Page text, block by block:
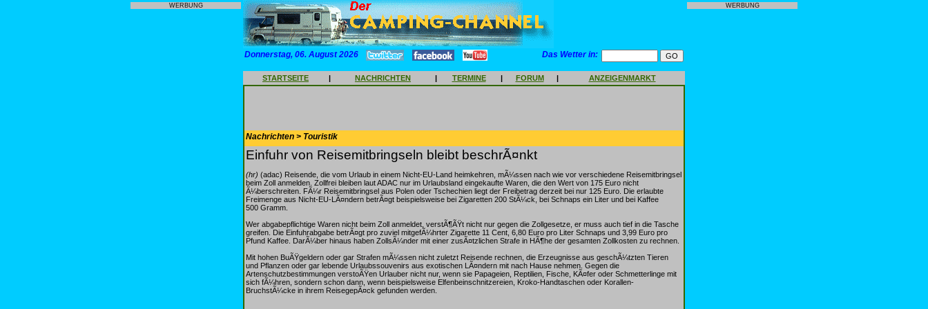
WERBUNG
Donnerstag, 06. August 2026 Das Wetter in:
STARTSEITE | NACHRICHTEN | TERMINE | FORUM | ANZEIGENMARKT
Nachrichten > Touristik
Einfuhr von Reisemitbringseln bleibt beschrÃ¤nkt
(hr) (adac) Reisende, die vom Urlaub in einem Nicht-EU-Land heimkehren, mÃ¼ssen nach wie vor verschiedene Reisemitbringsel
beim Zoll anmelden. Zollfrei bleiben laut ADAC nur im Urlaubsland eingekaufte Waren, die den Wert von 175 Euro nicht
Ã¼berschreiten. FÃ¼r Reisemitbringsel aus Polen oder Tschechien liegt der Freibetrag derzeit bei nur 125 Euro. Die erlaubte
Freimenge aus Nicht-EU-LÃ¤ndern betrÃ¤gt beispielsweise bei Zigaretten 200 StÃ¼ck, bei Schnaps ein Liter und bei Kaffee
500 Gramm.
Wer abgabepflichtige Waren nicht beim Zoll anmeldet, verstÃ¶ÃŸt nicht nur gegen die Zollgesetze, er muss auch tief in die Tasche
greifen. Die Einfuhrabgabe betrÃ¤gt pro zuviel mitgefÃ¼hrter Zigarette 11 Cent, 6,80 Euro pro Liter Schnaps und 3,99 Euro pro
Pfund Kaffee. DarÃ¼ber hinaus haben ZollsÃ¼nder mit einer zusÃ¤tzlichen Strafe in HÃ¶he der gesamten Zollkosten zu rechnen.
Mit hohen BuÃŸgeldern oder gar Strafen mÃ¼ssen nicht zuletzt Reisende rechnen, die Erzeugnisse aus geschÃ¼tzten Tieren
und Pflanzen oder gar lebende Urlaubssouvenirs aus exotischen LÃ¤ndern mit nach Hause nehmen. Gegen die
Artenschutzbestimmungen verstoÃŸen Urlauber nicht nur, wenn sie Papageien, Reptilien, Fische, KÃ¤fer oder Schmetterlinge mit
sich fÃ¼hren, sondern schon dann, wenn beispielsweise Elfenbeinschnitzereien, Kroko-Handtaschen oder Korallen-
BruchstÃ¼cke in ihrem ReisegepÃ¤ck gefunden werden.
WERBUNG